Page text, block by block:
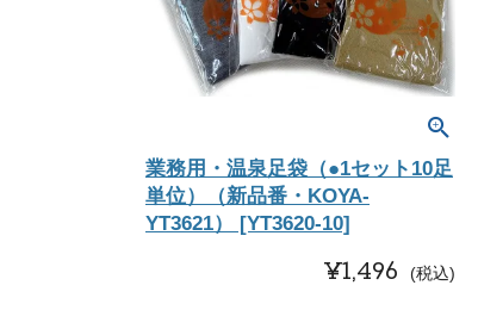
業務用・温泉足袋（●1セット10足
単位）（新品番・KOYA-
YT3621） [YT3620-10]
¥1,496 税込